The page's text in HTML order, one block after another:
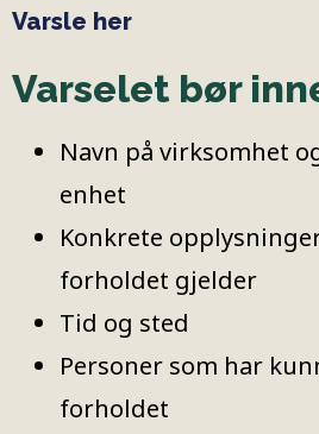
Varsle her
Varselet bør
Navn på virksomhet
enhet
Konkrete
forholdet gjelder
Tid og sted
Personer som har
forholdet